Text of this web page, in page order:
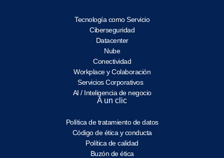
Tecnología como Servicio
Ciberseguridad
Datacenter
Nube
Conectividad
Workplace y Colaboración
Servicios Corporativos
AI / Inteligencia de negocio
A un clic
Política de tratamiento de datos
Código de ética y conducta
Política de calidad
Buzón de ética